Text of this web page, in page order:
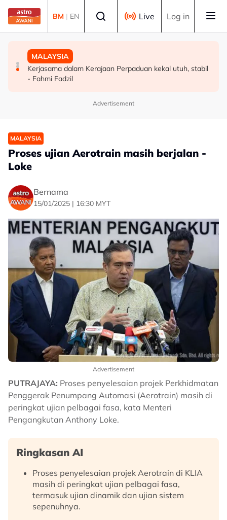
Skip to main content
BM | EN Live Log in
POLITIK
'Rafizi hipokrit, masuk PRN Melaka bantu UMNO pecah
undi PH' - AMK
DUNIA
UNESCO sahkan Beijing sebagai "Ibu Kota Seni Bina
Dunia" 2029
MALAYSIA
Kerjasama dalam Kerajaan Perpaduan kekal utuh, stabil
- Fahmi Fadzil
Advertisement
MALAYSIA
Proses ujian Aerotrain masih berjalan -
Loke
Bernama
15/01/2025 | 16:30 MYT
Advertisement
PUTRAJAYA: Proses penyelesaian projek Perkhidmatan
Penggerak Penumpang Automasi (Aerotrain) masih di
peringkat ujian pelbagai fasa, kata Menteri
Pengangkutan Anthony Loke.
Ringkasan AI
Proses penyelesaian projek Aerotrain di KLIA
masih di peringkat ujian pelbagai fasa,
termasuk ujian dinamik dan ujian sistem
sepenuhnya.